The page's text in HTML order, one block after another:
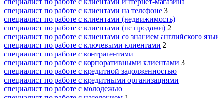
специалист по работе с клиентами на телефоне 3
специалист по работе с клиентами (недвижимость)
специалист по работе с клиентами (не продажи) 2
специалист по работе с клиентами со знанием английского
специалист по работе с ключевыми клиентами 2
специалист по работе с контрагентами
специалист по работе с корпоративными клиентами 3
специалист по работе с кредитной задолженностью
специалист по работе с кредитными организациями
специалист по работе с молодежью